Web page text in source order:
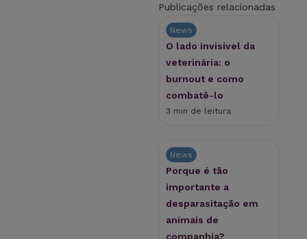
Publicações relacionadas
News
O lado invisível da
veterinária: o
burnout e como
combatê-lo
3 min de leitura
News
Porque é tão
importante a
desparasitação em
animais de
companhia?